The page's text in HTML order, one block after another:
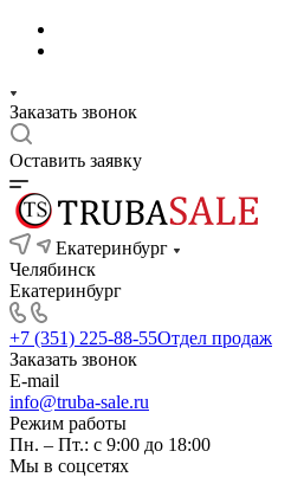
Заказать звонок
Оставить заявку
Екатеринбург
Челябинск
Екатеринбург
+7 (351) 225-88-55Отдел продаж
Заказать звонок
E-mail
info@truba-sale.ru
Режим работы
Пн. – Пт.: с 9:00 до 18:00
Мы в соцсетях